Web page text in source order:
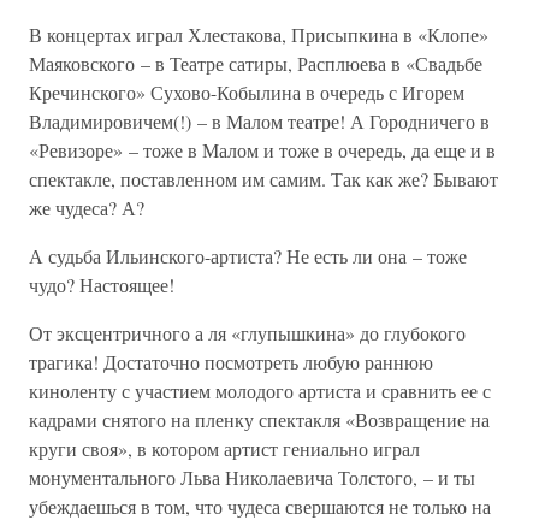
В концертах играл Хлестакова, Присыпкина в «Клопе»
Маяковского – в Театре сатиры, Расплюева в «Свадьбе
Кречинского» Сухово-Кобылина в очередь с Игорем
Владимировичем(!) – в Малом театре! А Городничего в
«Ревизоре» – тоже в Малом и тоже в очередь, да еще и в
спектакле, поставленном им самим. Так как же? Бывают
же чудеса? А?
А судьба Ильинского-артиста? Не есть ли она – тоже
чудо? Настоящее!
От эксцентричного а ля «глупышкина» до глубокого
трагика! Достаточно посмотреть любую раннюю
киноленту с участием молодого артиста и сравнить ее с
кадрами снятого на пленку спектакля «Возвращение на
круги своя», в котором артист гениально играл
монументального Льва Николаевича Толстого, – и ты
убеждаешься в том, что чудеса свершаются не только на